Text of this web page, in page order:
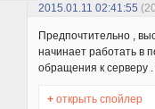
2015.01.11 02:41:55
Предпочтительно ,
начинает работать в
обращения к серверу
+ открыть спойлер